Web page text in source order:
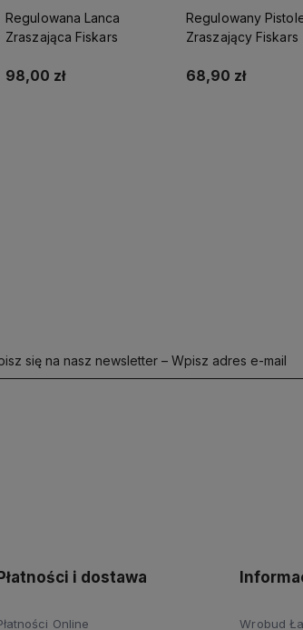
Regulowana Lanca
Zraszająca Fiskars
98,00 zł
Regulowany
Zraszający Fiskars
68,90 zł
się na nasz newsletter – Wpisz adres e-mail
Płatności i dostawa
Online Wrobud